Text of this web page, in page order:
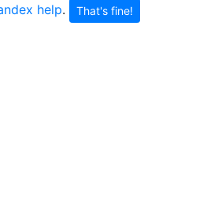
help. That's fine!